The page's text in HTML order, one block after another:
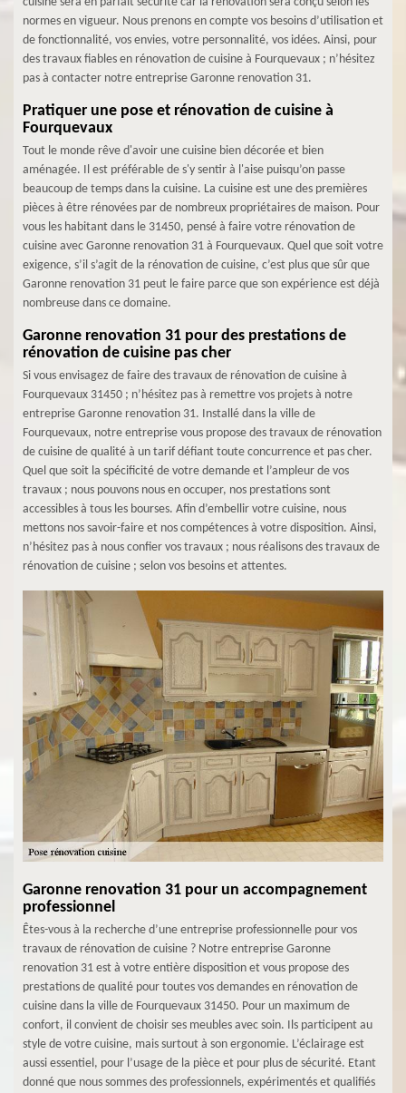
normes en vigueur. Nous prenons en compte vos besoins d’utilisation et
de fonctionnalité, vos envies, votre personnalité, vos idées. Ainsi, pour
des travaux fiables en rénovation de cuisine à Fourquevaux ; n’hésitez
pas à contacter notre entreprise Garonne renovation 31.
Pratiquer une pose et rénovation de cuisine à
Fourquevaux
Tout le monde rêve d'avoir une cuisine bien décorée et bien
aménagée. Il est préférable de s'y sentir à l'aise puisqu’on passe
beaucoup de temps dans la cuisine. La cuisine est une des premières
pièces à être rénovées par de nombreux propriétaires de maison. Pour
vous les habitant dans le 31450, pensé à faire votre rénovation de
cuisine avec Garonne renovation 31 à Fourquevaux. Quel que soit votre
exigence, s’il s’agit de la rénovation de cuisine, c’est plus que sûr que
Garonne renovation 31 peut le faire parce que son expérience est déjà
nombreuse dans ce domaine.
Garonne renovation 31 pour des prestations de
rénovation de cuisine pas cher
Si vous envisagez de faire des travaux de rénovation de cuisine à
Fourquevaux 31450 ; n’hésitez pas à remettre vos projets à notre
entreprise Garonne renovation 31. Installé dans la ville de
Fourquevaux, notre entreprise vous propose des travaux de rénovation
de cuisine de qualité à un tarif défiant toute concurrence et pas cher.
Quel que soit la spécificité de votre demande et l’ampleur de vos
travaux ; nous pouvons nous en occuper, nos prestations sont
accessibles à tous les bourses. Afin d’embellir votre cuisine, nous
mettons nos savoir-faire et nos compétences à votre disposition. Ainsi,
n’hésitez pas à nous confier vos travaux ; nous réalisons des travaux de
rénovation de cuisine ; selon vos besoins et attentes.
Garonne renovation 31 pour un accompagnement
professionnel
Êtes-vous à la recherche d’une entreprise professionnelle pour vos
travaux de rénovation de cuisine ? Notre entreprise Garonne
renovation 31 est à votre entière disposition et vous propose des
prestations de qualité pour toutes vos demandes en rénovation de
cuisine dans la ville de Fourquevaux 31450. Pour un maximum de
confort, il convient de choisir ses meubles avec soin. Ils participent au
style de votre cuisine, mais surtout à son ergonomie. L’éclairage est
aussi essentiel, pour l’usage de la pièce et pour plus de sécurité. Etant
donné que nous sommes des professionnels, expérimentés et qualifiés